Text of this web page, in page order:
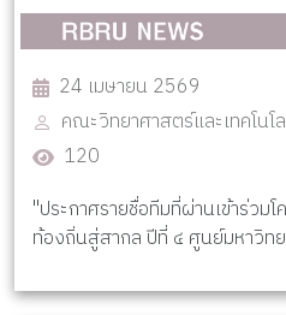
24 เมษายน 2569
คณะวิทยาศาสตร์และเทคโนโ
120
"ประกาศรายชื่อทีมที่ผ่านเข้าร่วม
ท้องถิ่นสู่สากล ปีที่ ๔ ศูนย์มหาวิท